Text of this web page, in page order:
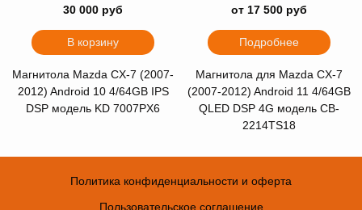
30 000 руб
В корзину
Магнитола Mazda CX-7 (2007-
2012) Android 10 4/64GB IPS
DSP модель KD 7007PX6
от 17 500 руб
Подробнее
Магнитола для Mazda CX-7
(2007-2012) Android 11 4/64GB
QLED DSP 4G модель CB-
2214TS18
Политика конфиденциальности и оферта
Пользовательское соглашение